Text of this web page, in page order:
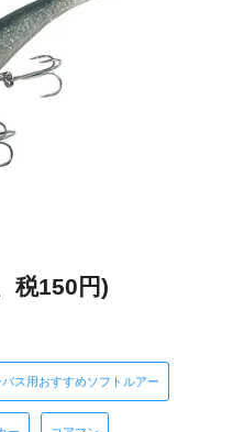
税150円)
バス用おすすめソフトルアー